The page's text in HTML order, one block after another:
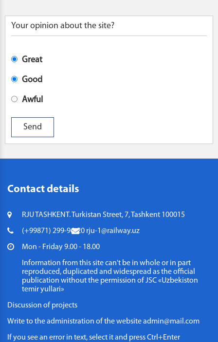
Your opinion about the site?
Great
Good
Awful
Contact details
RJU TASHKENT. Turkistan Street, 7, Tashkent 100015
(+99871) 299-96-20 rju-1@railway.uz
Mon - Friday 9.00 - 18.00
Information from this site can't be in whole or in part
reproduced, duplicated and widespread as the official
publication without the permission of JSC «Uzbekiston
temir yullari»
Discussion of projects
Write to the administration of the websiteadmin@mail.com
If you see an error in text, select it and press Ctrl+Enter